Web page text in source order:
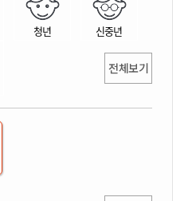
청년 신중년
전체보기